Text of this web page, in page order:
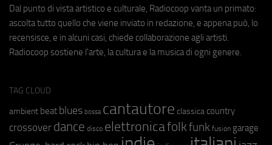
Dal punto di vista artistico e culturale, Radiocoop vanta un primato:
ascolta tutto quello che viene inviato in redazione, e appena può, lo
recensisce, e in alcuni casi, chiede collaborazione agli artisti.
Radiocoop sostiene l'arte, la cultura e la musica di ogni genere.
TAG CLOUD
ambient beat blues bossa cantautore classica country
crossover dance disco elettronicafolkfunk fusion garage